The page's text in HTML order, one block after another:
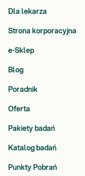
Dla lekarza
Strona korporacyjna
e-Sklep
Blog
Poradnik
Oferta
Pakiety badań
Katalog badań
Punkty Pobrań